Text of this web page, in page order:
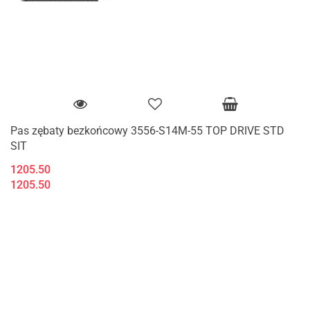
Pas zębaty bezkońcowy 3556-S14M-55 TOP DRIVE STD
SIT
1205.50
1205.50